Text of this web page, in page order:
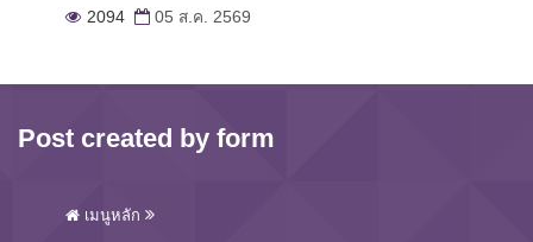
2094 05 ส.ค. 2569
Post created by form
เมนูหลัก